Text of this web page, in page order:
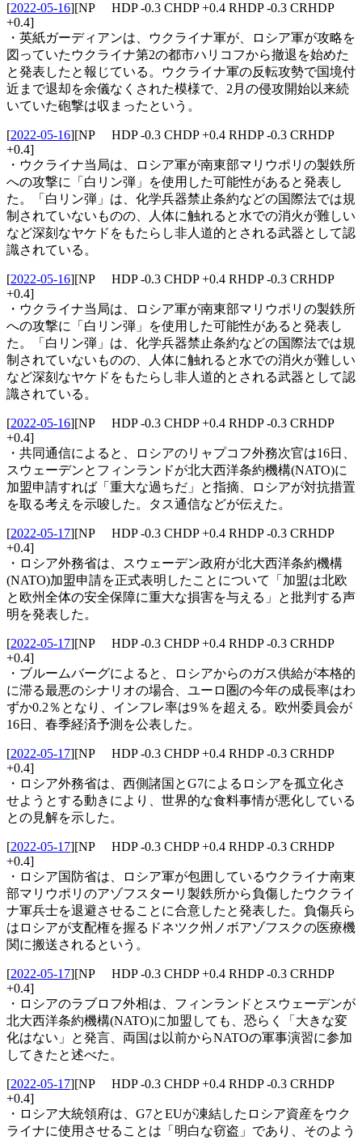
[2022-05-16][NP HDP -0.3 CHDP +0.4 RHDP -0.3 CRHDP
+0.4]
・英紙ガーディアンは、ウクライナ軍が、ロシア軍が攻略を
図っていたウクライナ第2の都市ハリコフから撤退を始めた
と発表したと報じている。ウクライナ軍の反転攻勢で国境付
近まで退却を余儀なくされた模様で、2月の侵攻開始以来続
いていた砲撃は収まったという。
[2022-05-16][NP HDP -0.3 CHDP +0.4 RHDP -0.3 CRHDP
+0.4]
・ウクライナ当局は、ロシア軍が南東部マリウポリの製鉄所
への攻撃に「白リン弾」を使用した可能性があると発表し
た。「白リン弾」は、化学兵器禁止条約などの国際法では規
制されていないものの、人体に触れると水での消火が難しい
など深刻なヤケドをもたらし非人道的とされる武器として認
識されている。
[2022-05-16][NP HDP -0.3 CHDP +0.4 RHDP -0.3 CRHDP
+0.4]
・ウクライナ当局は、ロシア軍が南東部マリウポリの製鉄所
への攻撃に「白リン弾」を使用した可能性があると発表し
た。「白リン弾」は、化学兵器禁止条約などの国際法では規
制されていないものの、人体に触れると水での消火が難しい
など深刻なヤケドをもたらし非人道的とされる武器として認
識されている。
[2022-05-16][NP HDP -0.3 CHDP +0.4 RHDP -0.3 CRHDP
+0.4]
・共同通信によると、ロシアのリャプコフ外務次官は16日、
スウェーデンとフィンランドが北大西洋条約機構(NATO)に
加盟申請すれば「重大な過ちだ」と指摘、ロシアが対抗措置
を取る考えを示唆した。タス通信などが伝えた。
[2022-05-17][NP HDP -0.3 CHDP +0.4 RHDP -0.3 CRHDP
+0.4]
・ロシア外務省は、スウェーデン政府が北大西洋条約機構
(NATO)加盟申請を正式表明したことについて「加盟は北欧
と欧州全体の安全保障に重大な損害を与える」と批判する声
明を発表した。
[2022-05-17][NP HDP -0.3 CHDP +0.4 RHDP -0.3 CRHDP
+0.4]
・ブルームバーグによると、ロシアからのガス供給が本格的
に滞る最悪のシナリオの場合、ユーロ圏の今年の成長率はわ
ずか0.2％となり、インフレ率は9％を超える。欧州委員会が
16日、春季経済予測を公表した。
[2022-05-17][NP HDP -0.3 CHDP +0.4 RHDP -0.3 CRHDP
+0.4]
・ロシア外務省は、西側諸国とG7によるロシアを孤立化さ
せようとする動きにより、世界的な食料事情が悪化している
との見解を示した。
[2022-05-17][NP HDP -0.3 CHDP +0.4 RHDP -0.3 CRHDP
+0.4]
・ロシア国防省は、ロシア軍が包囲しているウクライナ南東
部マリウポリのアゾフスターリ製鉄所から負傷したウクライ
ナ軍兵士を退避させることに合意したと発表した。負傷兵ら
はロシアが支配権を握るドネツク州ノボアゾフスクの医療機
関に搬送されるという。
[2022-05-17][NP HDP -0.3 CHDP +0.4 RHDP -0.3 CRHDP
+0.4]
・ロシアのラブロフ外相は、フィンランドとスウェーデンが
北大西洋条約機構(NATO)に加盟しても、恐らく「大きな変
化はない」と発言、両国は以前からNATOの軍事演習に参加
してきたと述べた。
[2022-05-17][NP HDP -0.3 CHDP +0.4 RHDP -0.3 CRHDP
+0.4]
・ロシア大統領府は、G7とEUが凍結したロシア資産をウク
ライナに使用させることは「明白な窃盗」であり、そのよう